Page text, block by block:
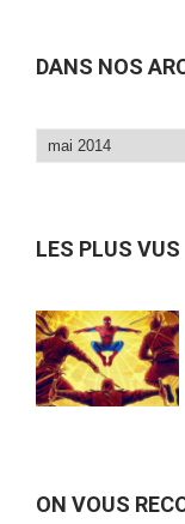
DANS NOS
Dans
LES PLUS VUS
ON VOUS